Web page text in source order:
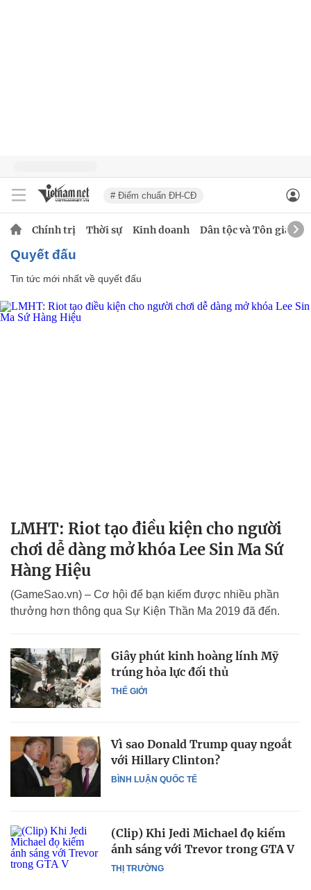
# Điểm chuẩn ĐH-CĐ
Chính trị Thời sự Kinh doanh Dân tộc và Tôn giáo
quyết đấu
Tin tức mới nhất về quyết đấu
LMHT: Riot tạo điều kiện cho người
chơi dễ dàng mở khóa Lee Sin Ma Sứ
Hàng Hiệu
(GameSao.vn) – Cơ hội để bạn kiếm được nhiều phần
thưởng hơn thông qua Sự Kiện Thần Ma 2019 đã đến.
THẾ GIỚI
Giây phút kinh hoàng lính Mỹ
trúng hỏa lực đối thủ
BÌNH LUẬN QUỐC TẾ
Vì sao Donald Trump quay ngoắt
với Hillary Clinton?
THỊ TRƯỜNG
(Clip) Khi Jedi Michael đọ kiếm
ánh sáng với Trevor trong GTA V